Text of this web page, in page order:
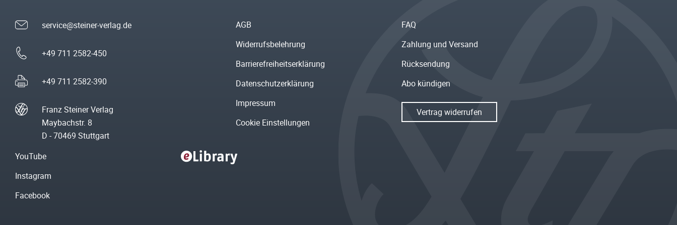
service@steiner-verlag.de
+49 711 2582-450
+49 711 2582-390
Franz Steiner Verlag
Maybachstr. 8
D - 70469 Stuttgart
AGB
Widerrufsbelehrung
Barrierefreiheitserklärung
Datenschutzerklärung
Impressum
Cookie Einstellungen
FAQ
Zahlung und Versand
Rücksendung
Abo kündigen
Vertrag widerrufen
YouTube
Instagram
Facebook